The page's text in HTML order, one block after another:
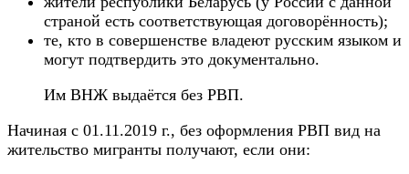
страной есть соответствующая договорённость);
те, кто в совершенстве владеют русским языком и
могут подтвердить это документально.
Им ВНЖ выдаётся без РВП.
Начиная с 01.11.2019 г., без оформления РВП вид на
жительство мигранты получают, если они: